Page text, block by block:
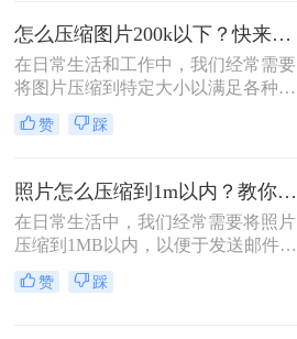
率。无论是制作PPT、上传电商商品
图，还是发送邮件附件，压缩图片已
成为一项必备技能。那么怎么把图片
压缩小一点呢？本文从压缩效果、操
作难度、处理速度、隐私安全四个维
实际需求快速做出选择。
怎么压缩图片200k以下？快来试试这4种压缩方法!！
在日常生活和工作中，我们经常需要
将图片压缩到特定大小以满足各种需
求，比如上传至社交媒体、发送电子
邮件或存储到移动设备中。那么怎么
种将图片压缩到200K以下的实用方
法。
赞 踩
照片怎么压缩到1m以内？教你三招压缩照片！
在日常生活中，我们经常需要将照片
压缩到1MB以内，以便于发送邮件、
上传到社交媒体或满足特定平台的要
求。那么照片怎么压缩到1m以内呢？
赞 踩